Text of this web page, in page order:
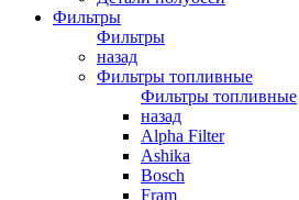
Фильтры
Фильтры
назад
Фильтры топливные
Фильтры топливные
назад
Alpha Filter
Ashika
Bosch
Fram